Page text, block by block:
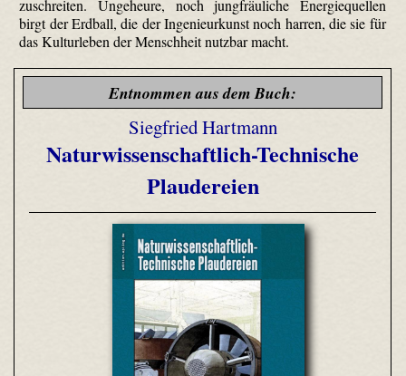
zuschreiten. Ungeheure, noch jungfräuliche Energiequellen
birgt der Erdball, die der Ingenieurkunst noch harren, die sie für
das Kulturleben der Menschheit nutzbar macht.
Entnommen aus dem Buch:
Siegfried Hartmann
Naturwissenschaftlich-Technische
Plaudereien